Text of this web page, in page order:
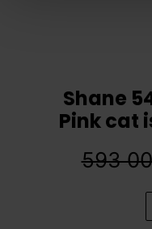
Shane
Pink cat
593